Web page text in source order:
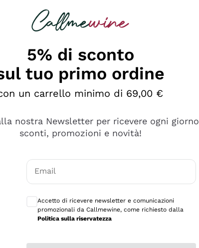
5% di sconto
tuo primo ordine
un carrello minimo di 69,00 €
nostra Newsletter per ricevere ogni giorno
sconti, promozioni e novità!
Email
Accetto di ricevere newsletter e comunicazioni
promozionali da Callmewine, come richiesto dalla
Politica sulla riservatezza